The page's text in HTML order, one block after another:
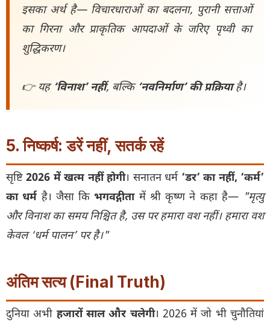
इसका अर्थ है— विचारधाराओं का बदलना, पुरानी सत्ताओं
का गिरना और प्राकृतिक आपदाओं के जरिए पृथ्वी का
शुद्धिकरण।
👉 यह ‘विनाश’ नहीं, बल्कि ‘नवनिर्माण’ की प्रक्रियाहै।
5. निष्कर्ष: डरें नहीं, सतर्क रहें
सृष्टि2026 में खत्म नहीं होगी। सनातन धर्म ‘डर’ का नहीं, ‘कर्म’
का धर्म है। जैसा किभगवद्गीतामें श्री कृष्ण ने कहा है— "मृत्यु
और विनाश का समय निश्चित है, उस पर हमारा वश नहीं। हमारा वश
केवल ‘धर्म पालन’ पर है।"
अंतिम सत्य (Final Truth)
दुनिया अभी हजारों साल और चलेगी। 2026 में जो भी चुनौतियां